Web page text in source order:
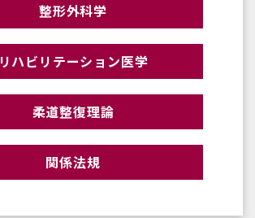
整形外科学
リハビリテーション医学
柔道整復理論
関係法規